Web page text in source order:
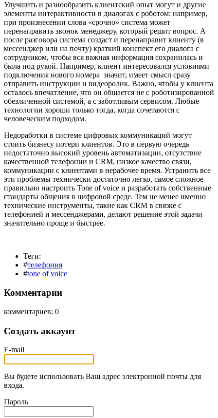
Улучшить и разнообразить клиентский опыт могут и другие
элементы интерактивности в диалогах с роботом: например,
при произнесении слова «срочно» система может
перенаправить звонок менеджеру, который решит вопрос. А
после разговора система создаст и перенаправит клиенту (в
мессенджер или на почту) краткий конспект его диалога с
сотрудником, чтобы вся важная информация сохранилась и
была под рукой. Например, клиент интересовался условиями
подключения нового номера значит, имеет смысл сразу
отправить инструкции и видеоролик. Важно, чтобы у клиента
осталось впечатление, что он общается не с роботизированной
обезличенной системой, а с заботливым сервисом. Любые
технологии хороши только тогда, когда сочетаются с
человеческим подходом.
Недоработки в системе цифровых коммуникаций могут
стоить бизнесу потери клиентов. Это в первую очередь
недостаточно высокий уровень автоматизации, отсутствие
качественной телефонии и CRM, низкое качество связи,
коммуникации с клиентами в нерабочее время. Устранить все
эти проблемы технически достаточно легко, самое сложное —
правильно настроить Tone of voice и разработать собственные
стандарты общения в цифровой среде. Тем не менее именно
технические инструменты, такие как CRM в связке с
телефонией и мессенджерами, делают решение этой задачи
значительно проще и быстрее.
Теги:
#телефония
#tone of voice
Комментарии
комментариев: 0
Создать аккаунт
E-mail
Вы будете использовать Ваш адрес электронной почты для
входа.
Пароль